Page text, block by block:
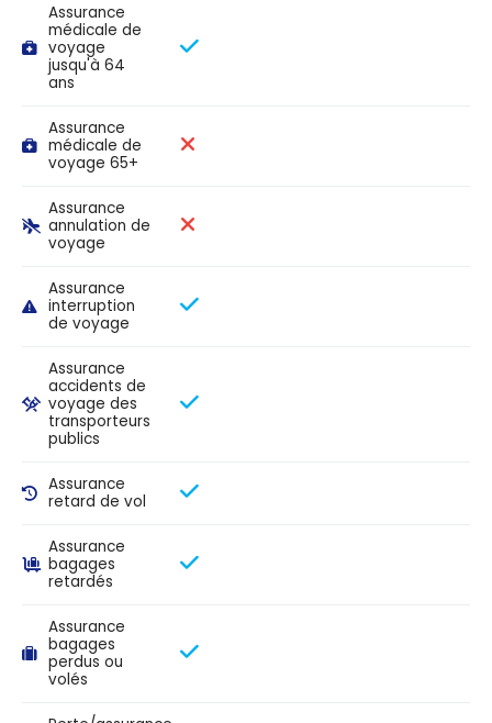
Assurance
médicale de
voyage
jusqu'à 64
ans
Assurance
médicale de
voyage 65+
Assurance
annulation de
voyage
Assurance
interruption
de voyage
Assurance
accidents de
voyage des
transporteurs
publics
Assurance
retard de vol
Assurance
bagages
retardés
Assurance
bagages
perdus ou
volés